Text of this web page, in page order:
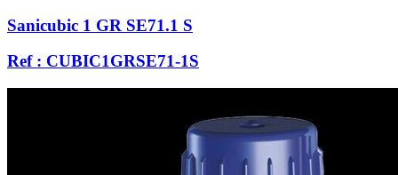
Sanicubic 1 GR SE71.1 S
Ref : CUBIC1GRSE71-1S